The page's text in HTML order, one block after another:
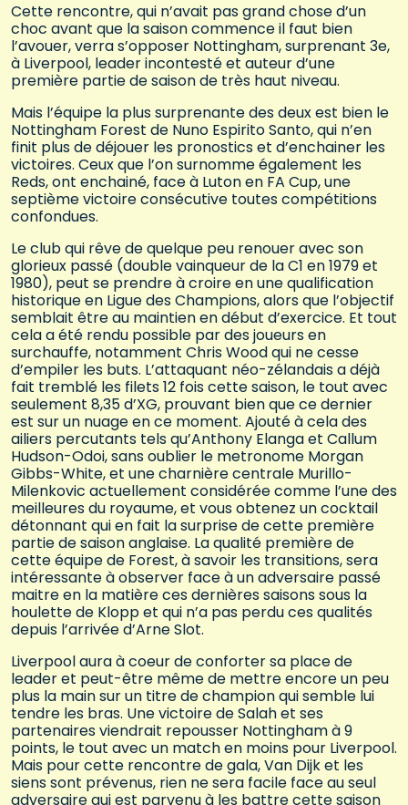
Cette rencontre, qui n’avait pas grand chose d’un
choc avant que la saison commence il faut bien
l’avouer, verra s’opposer Nottingham, surprenant 3e,
à Liverpool, leader incontesté et auteur d’une
première partie de saison de très haut niveau.
Mais l’équipe la plus surprenante des deux est bien le
Nottingham Forest de Nuno Espirito Santo, qui n’en
finit plus de déjouer les pronostics et d’enchainer les
victoires. Ceux que l’on surnomme également les
Reds, ont enchainé, face à Luton en FA Cup, une
septième victoire consécutive toutes compétitions
confondues.
Le club qui rêve de quelque peu renouer avec son
glorieux passé (double vainqueur de la C1 en 1979 et
1980), peut se prendre à croire en une qualification
historique en Ligue des Champions, alors que l’objectif
semblait être au maintien en début d’exercice. Et tout
cela a été rendu possible par des joueurs en
surchauffe, notamment Chris Wood qui ne cesse
d’empiler les buts. L’attaquant néo-zélandais a déjà
fait tremblé les filets 12 fois cette saison, le tout avec
seulement 8,35 d’XG, prouvant bien que ce dernier
est sur un nuage en ce moment. Ajouté à cela des
ailiers percutants tels qu’Anthony Elanga et Callum
Hudson-Odoi, sans oublier le metronome Morgan
Gibbs-White, et une charnière centrale Murillo-
Milenkovic actuellement considérée comme l’une des
meilleures du royaume, et vous obtenez un cocktail
détonnant qui en fait la surprise de cette première
partie de saison anglaise. La qualité première de
cette équipe de Forest, à savoir les transitions, sera
intéressante à observer face à un adversaire passé
maitre en la matière ces dernières saisons sous la
houlette de Klopp et qui n’a pas perdu ces qualités
depuis l’arrivée d’Arne Slot.
Liverpool aura à coeur de conforter sa place de
leader et peut-être même de mettre encore un peu
plus la main sur un titre de champion qui semble lui
tendre les bras. Une victoire de Salah et ses
partenaires viendrait repousser Nottingham à 9
points, le tout avec un match en moins pour Liverpool.
Mais pour cette rencontre de gala, Van Dijk et les
siens sont prévenus, rien ne sera facile face au seul
adversaire qui est parvenu à les battre cette saison